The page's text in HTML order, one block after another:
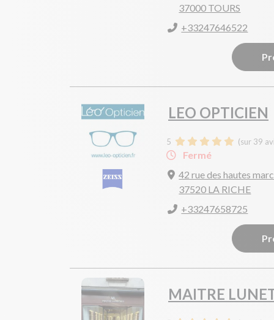
37000 TOURS
+33247646522
LEO OPTICIEN
5 (sur 39
Fermé
42 rue des hautes
37520 LA RICHE
+33247658725
MAITRE